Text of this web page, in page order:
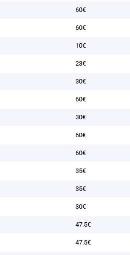
60€
60€
10€
23€
30€
60€
30€
60€
60€
35€
35€
30€
47.5€
47.5€